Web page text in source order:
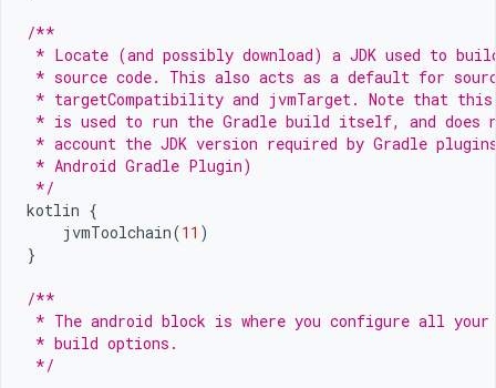
/**
* Locate (and possibly download) a JDK used to
* source code. This also acts as a default for
* targetCompatibility and jvmTarget. Note that this
* is used to run the Gradle build itself, and does
* account the JDK version required by Gradle
* Android Gradle Plugin)
*/
kotlin {
jvmToolchain(11 )
}
/**
* The android block is where you configure all
* build options.
*/